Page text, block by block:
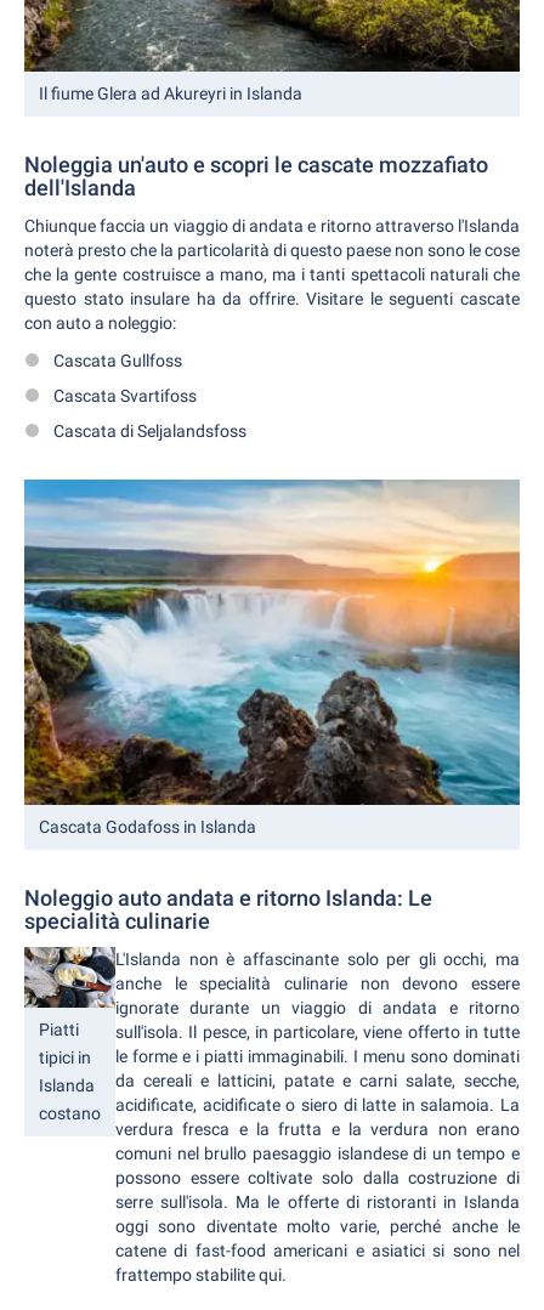
Il fiume Glera ad Akureyri in Islanda
Noleggia un'auto e scopri le cascate mozzafiato
dell'Islanda
Chiunque faccia un viaggio di andata e ritorno attraverso l'Islanda
noterà presto che la particolarità di questo paese non sono le cose
che la gente costruisce a mano, ma i tanti spettacoli naturali che
questo stato insulare ha da offrire. Visitare le seguenti cascate
con auto a noleggio:
Cascata Gullfoss
Cascata Svartifoss
Cascata di Seljalandsfoss
Cascata Godafoss in Islanda
Noleggio auto andata e ritorno Islanda: Le
specialità culinarie
Piatti
tipici in
Islanda
costano
L'Islanda non è affascinante solo per gli occhi, ma
anche le specialità culinarie non devono essere
ignorate durante un viaggio di andata e ritorno
sull'isola. Il pesce, in particolare, viene offerto in tutte
le forme e i piatti immaginabili. I menu sono dominati
da cereali e latticini, patate e carni salate, secche,
acidificate, acidificate o siero di latte in salamoia. La
verdura fresca e la frutta e la verdura non erano
comuni nel brullo paesaggio islandese di un tempo e
possono essere coltivate solo dalla costruzione di
serre sull'isola. Ma le offerte di ristoranti in Islanda
oggi sono diventate molto varie, perché anche le
catene di fast-food americani e asiatici si sono nel
frattempo stabilite qui.